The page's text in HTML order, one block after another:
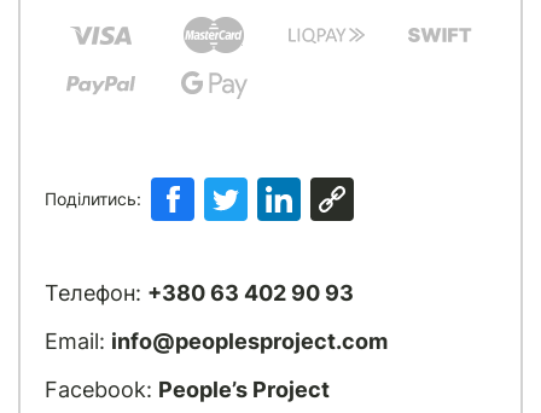
Поділитись:
Телефон: +380 63 402 90 93
Email: info@peoplesproject.com
Facebook: People’s Project